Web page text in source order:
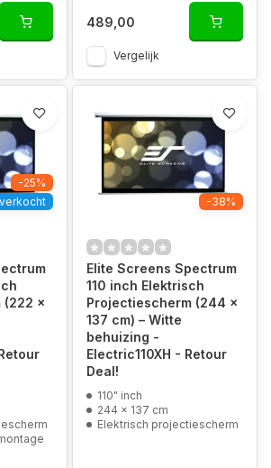
489,00
Vergelijk
-25%
(222 x
-38%
Elite Screens Spectrum
110 inch Elektrisch
Projectiescherm (244 x
137 cm) – Witte
behuizing -
Electric110XH - Retour
Deal!
110" inch
244 x 137 cm
Elektrisch projectiescherm